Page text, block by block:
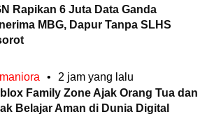
Rapikan 6 Juta Data Ganda
MBG, Dapur Tanpa SLHS
•
2 jam yang lalu
Family Zone Ajak Orang Tua dan
Belajar Aman di Dunia Digital